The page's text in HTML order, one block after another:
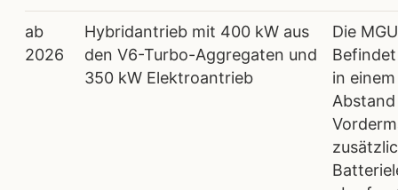
ab
2026
Hybridantrieb mit 400 kW aus
den V6-Turbo-Aggregaten und
350 kW Elektroantrieb
Die
in